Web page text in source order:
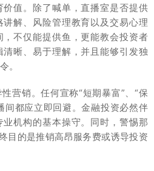
值。除了喊单，直播室是否提供
解、风险管理教育以及交易心理
不仅能提供鱼，更能教会投资者
晰、易于理解，并且能够引发独
。
营销。任何宣称“短期暴富”、“保
间都应立即回避。金融投资必然伴
机构的基本操守。同时，警惕那
目的是推销高昂服务费或诱导投资